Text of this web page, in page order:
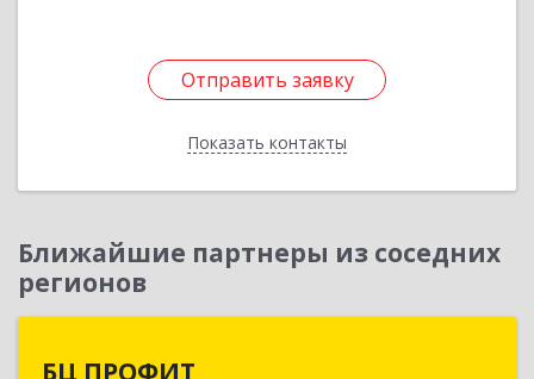
Отправить заявку
Показать контакты
Отправить заявку
Назад
Ближайшие партнеры из соседних
регионов
БЦ ПРОФИТ